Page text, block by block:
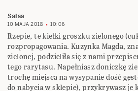
Salsa
10 MAJA 2018 10:06
Rzepie, te kiełki groszku zielonego
rozpropagowania. Kuzynka Magda,
zielonej, podzieliła się z nami
tego rarytasu. Napełniasz doniczkę
trochę miejsca na wysypanie dość
do nabycia w sklepie), przykrywasz je